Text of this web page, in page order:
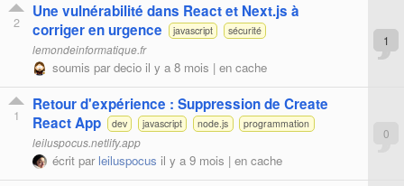
2
Une vulnérabilité dans React et Next.js à
corriger en urgence
javascript sécurité
lemondeinformatique.fr
soumis pardecio il y a 8 mois | en cache
1
1
Retour d'expérience : Suppression de Create
React App
dev javascript node.js programmation
leiluspocus.netlify.app
écrit par leiluspocus il y a 9 mois | en cache
0